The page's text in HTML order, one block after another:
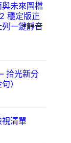
未來圖檔
穩定版正
一鍵靜音
拾光新分
）
清單